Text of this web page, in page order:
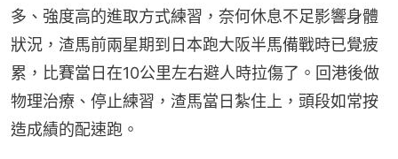
多、強度高的進取方式練習，奈何休息不足影響身體
狀況，渣馬前兩星期到日本跑大阪半馬備戰時已覺疲
累，比賽當日在10公里左右避人時拉傷了。回港後做
物理治療、停止練習，渣馬當日紮住上，頭段如常按
造成績的配速跑。